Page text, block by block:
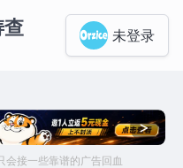
查 未登录
>
会接一些靠谱的广告回血